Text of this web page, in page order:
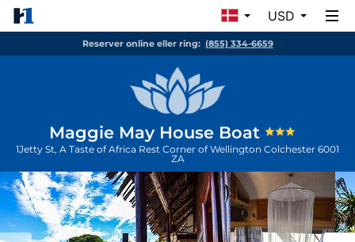
USD
Reserver online eller ring: (855) 334-6659
Maggie May House Boat
1Jetty St, A Taste of Africa Rest Corner of Wellington Colchester 6001
ZA